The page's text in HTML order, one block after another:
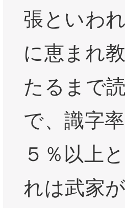
張といわ
に恵まれ
たるまで
で、識字
５％以上
れは武家